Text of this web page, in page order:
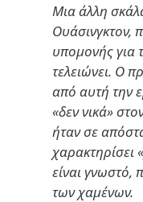
Μια άλλη
Ουάσινγκτον,
υπομονής για
τελειώνει. Ο
από αυτή την
«δεν νικά»
ήταν σε
είναι γνωστό,
των χαμένων.